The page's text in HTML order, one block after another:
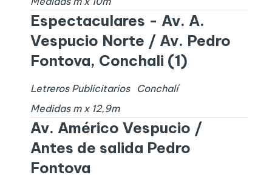
Espectaculares - Av. A.
Vespucio Norte / Av. Pedro
Fontova, Conchali (1)
Letreros Publicitarios
Conchalí
Medidas m x 12,9m
Av. Américo Vespucio /
Antes de salida Pedro
Fontova